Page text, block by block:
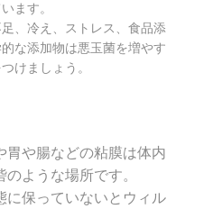
ます。
、冷え、ストレス、食品添
な添加物は悪玉菌を増やす
けましょう。
胃や腸などの粘膜は体内
ような場所です。
に保っていないとウィル